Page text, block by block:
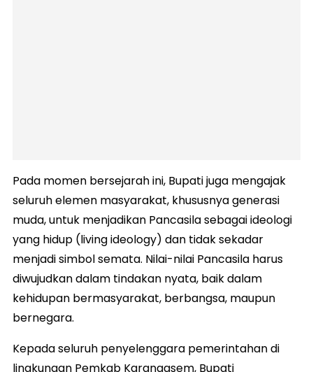
​Pada momen bersejarah ini, Bupati juga mengajak
seluruh elemen masyarakat, khususnya generasi
muda, untuk menjadikan Pancasila sebagai ideologi
yang hidup (living ideology) dan tidak sekadar
menjadi simbol semata. Nilai-nilai Pancasila harus
diwujudkan dalam tindakan nyata, baik dalam
kehidupan bermasyarakat, berbangsa, maupun
bernegara.
​Kepada seluruh penyelenggara pemerintahan di
lingkungan Pemkab Karangasem, Bupati